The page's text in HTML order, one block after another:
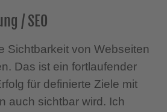
/ SEO
Sichtbarkeit von Webseiten
Das ist ein fortlaufender
für definierte Ziele mit
auch sichtbar wird. Ich